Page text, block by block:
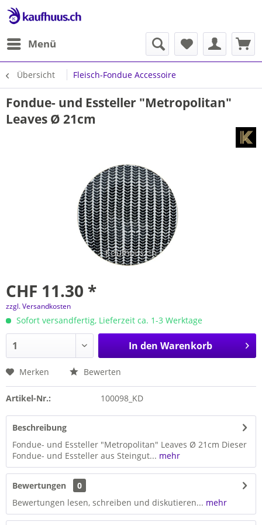
Menü
Übersicht Fleisch-Fondue Accessoire
Fondue- und Essteller "Metropolitan"
Leaves Ø 21cm
CHF 11.30 *
zzgl. Versandkosten
Sofort versandfertig, Lieferzeit ca. 1-3 Werktage
In den Warenkorb
Merken Bewerten
Artikel-Nr.: 100098_KD
Beschreibung
Fondue- und Essteller "Metropolitan" Leaves Ø 21cm Dieser
Fondue- und Essteller aus Steingut... mehr
Bewertungen
0
Bewertungen lesen, schreiben und diskutieren... mehr